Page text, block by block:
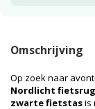
Omschrijving
Op zoek naar
Nordlicht
zwarte fietstasis